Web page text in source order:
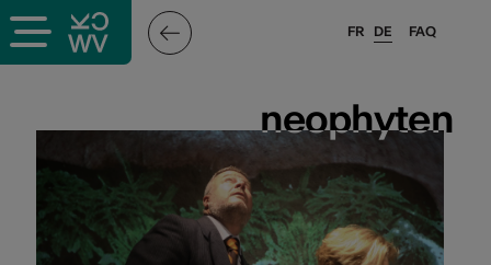
FAQ
FR DE
neophyten
neophyten